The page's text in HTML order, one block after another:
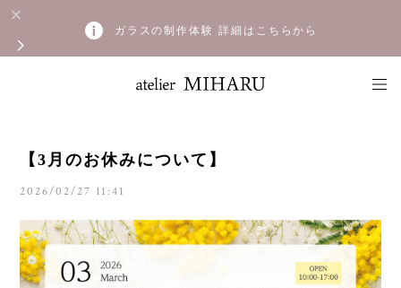
ガラスの制作体験 詳細はこちらから
【3月のお休みについて】
2026/02/27 11:41